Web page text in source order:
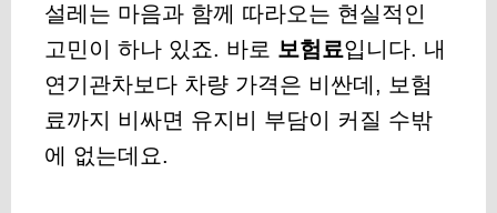
설레는 마음과 함께 따라오는 현실적인
고민이 하나 있죠. 바로 보험료입니다. 내
연기관차보다 차량 가격은 비싼데, 보험
료까지 비싸면 유지비 부담이 커질 수밖
에 없는데요.